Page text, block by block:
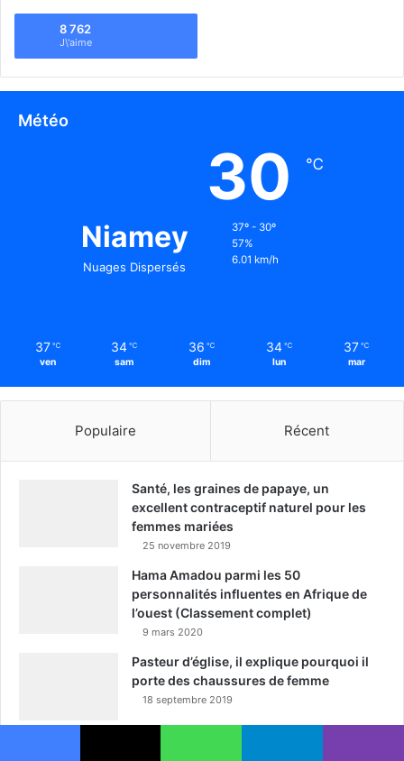
8 762
J\'aime
Météo
Niamey
Nuages Dispersés
30 ℃
37º - 30º
57%
6.01 km/h
37 ℃
ven
34 ℃
sam
36 ℃
dim
34 ℃
lun
37 ℃
mar
Populaire Récent
Santé, les graines de papaye, un
excellent contraceptif naturel pour les
femmes mariées
25 novembre 2019
Hama Amadou parmi les 50
personnalités influentes en Afrique de
l’ouest (Classement complet)
9 mars 2020
Pasteur d’église, il explique pourquoi il
porte des chaussures de femme
18 septembre 2019